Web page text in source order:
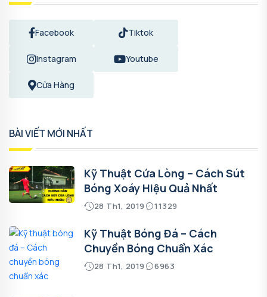
Facebook Tiktok
Instagram Youtube
Cửa Hàng
BÀI VIẾT MỚI NHẤT
Kỹ Thuật Cứa Lòng – Cách Sút
Bóng Xoáy Hiệu Quả Nhất
28 Th1, 2019 11329
Kỹ Thuật Bóng Đá – Cách
Chuyền Bóng Chuẩn Xác
28 Th1, 2019 6963